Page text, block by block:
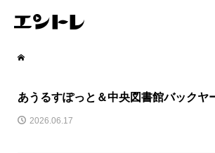
あうるすぽっと＆中央図書館バックヤ
2026.06.17